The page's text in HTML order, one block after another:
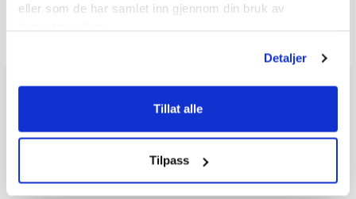
eller som de har samlet inn gjennom din bruk av
Detaljer
Tillat alle
Tilpass